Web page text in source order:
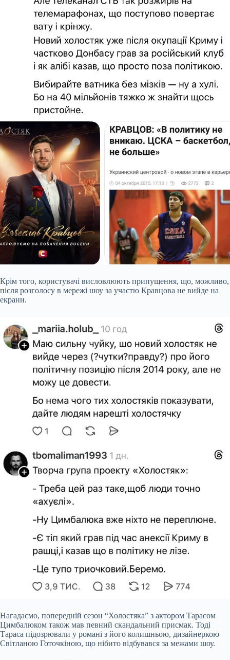
Крім того, користувачі висловлюють припущення, що, можливо,
після розголосу в мережі шоу за участю Кравцова не вийде на
екрани.
Нагадаємо, попередній сезон “Холостяка” з актором Тарасом
Цимбалюком також мав певний скандальний присмак. Тоді
Тараса підозрювали у романі з його колишньою, дизайнеркою
Світланою Готочкіною, що нібито відбувався за межами шоу.